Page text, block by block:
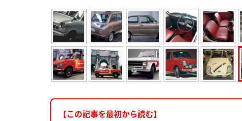
【この記事を最初から読む】